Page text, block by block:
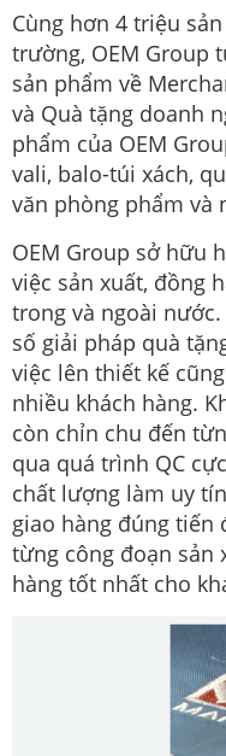
Cùng hơn 4 triệu
trường, OEM Group
sản phẩm về
và Quà tặng doanh
phẩm của OEM
vali, balo-túi xách,
văn phòng phẩm và
OEM Group sở hữu
việc sản xuất, đồng
trong và ngoài
số giải pháp quà
việc lên thiết kế
nhiều khách hàng.
còn chỉn chu đến
qua quá trình QC
chất lượng làm uy
giao hàng đúng tiến
từng công đoạn sản
hàng tốt nhất cho